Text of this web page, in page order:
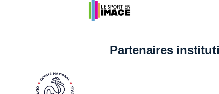
Partenaires